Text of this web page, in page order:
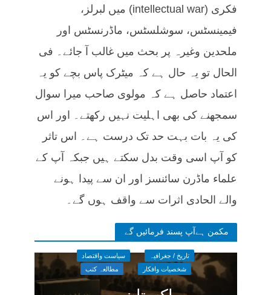
فکری (intellectual war) میں لبرلز،
فیمینسٹس، سوشلسٹس، ماڈرنسٹس اور
ملحدین وغیرہ پر بحث میں غالب آ جائے۔ فی
الحال تو یہ حال ہے کہ میٹرک پاس بچے کو یہ
اعتماد حاصل ہے کہ مولوی صاحب میرا سوال
سمجھنے کی بھی اہلیت نہیں رکھتے۔ اور اس
کی یہ بات بہت حد تک درست ہے۔ اس تاثر
کو آپ اسی وقت بدل سکتے ہیں جبکہ آپ کے
علماء ماڈرن سائنسز اور ان سے پیدا ہونے
والے الحادی اثرات سے واقف ہوں گے۔
مکمن ہےآپ پسند فرمائیں گے
تاریخ / جغرافیہ
سیاست واقتصاد
شخصیات وافکار
مطالعہ کتب